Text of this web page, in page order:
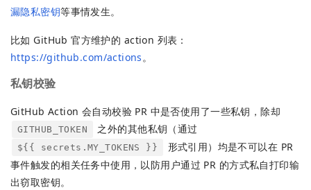
漏隐私密钥等事情发生。
比如 GitHub 官方维护的 action 列表：
https://github.com/actions。
私钥校验
GitHub Action 会自动校验 PR 中是否使用了一些私钥，除却
GITHUB_TOKEN 之外的其他私钥（通过
${{ secrets.MY_TOKENS }}
形式引用）均是不可以在 PR
事件触发的相关任务中使用，以防用户通过 PR 的方式私自打印输
出窃取密钥。